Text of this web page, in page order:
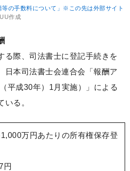
等の手数料について」※この先は外部サイト
作成
る際、司法書士に登記手続きを
日本司法書士会連合会「報酬ア
平成30年）1月実施）」による
いる。
万円あたりの所有権保存登
円